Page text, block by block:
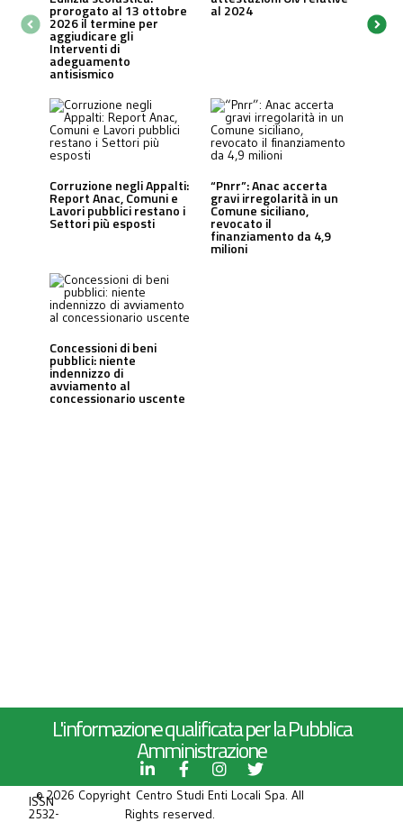
prorogato al 13 ottobre
2026 il termine per
aggiudicare gli
Interventi di
adeguamento
antisismico
al 2024
Corruzione negli Appalti:
Report Anac, Comuni e
Lavori pubblici restano i
Settori più esposti
“Pnrr”: Anac accerta
gravi irregolarità in un
Comune siciliano,
revocato il
finanziamento da 4,9
milioni
Concessioni di beni
pubblici: niente
indennizzo di
avviamento al
concessionario uscente
L'informazione qualificata per la Pubblica
Amministrazione
ISSN
2532-
© 2026 Copyright Centro Studi Enti Locali Spa. All
Rights reserved.